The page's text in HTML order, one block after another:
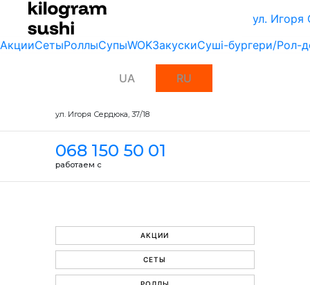
ул. Игоря
АкцииСетыРоллыСупыWOKЗакускиСуші-бургери/Рол-
UA RU
ул. Игоря Сердюка, 37/18
068 150 50 01
работаем с
АКЦИИ
СЕТЫ